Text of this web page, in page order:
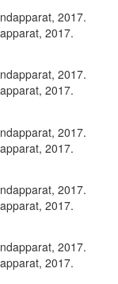
2017.
2017.
2017.
2017.
2017.